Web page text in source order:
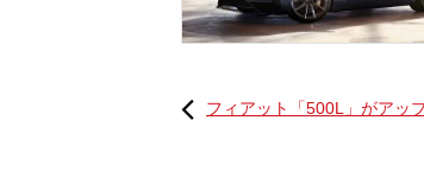
2018年に発売される予定の
ラグジュアリークラスにお
「8シリーズはBMWのスポ
フィアット「500L」がアッ